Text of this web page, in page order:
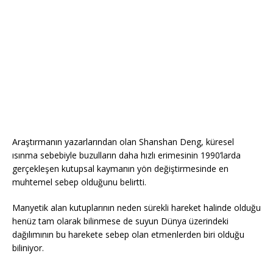
Araştırmanın yazarlarından olan Shanshan Deng, küresel
ısınma sebebiyle buzulların daha hızlı erimesinin 1990’larda
gerçekleşen kutupsal kaymanın yön değiştirmesinde en
muhtemel sebep olduğunu belirtti.
Manyetik alan kutuplarının neden sürekli hareket halinde olduğu
henüz tam olarak bilinmese de suyun Dünya üzerindeki
dağılımının bu harekete sebep olan etmenlerden biri olduğu
biliniyor.